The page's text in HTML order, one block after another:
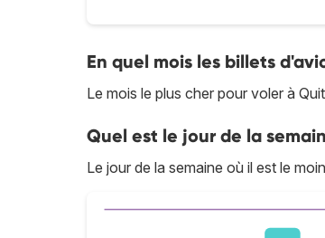
En quel mois les billets
Le mois le plus cher pour voler à
Quel est le jour de la
Le jour de la semaine où il est le